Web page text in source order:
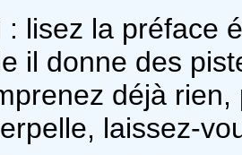
: lisez la préface
il donne des
déjà
laissez-